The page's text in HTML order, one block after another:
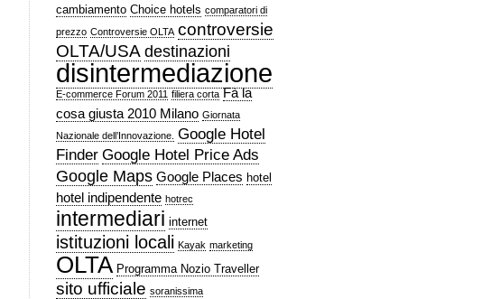
cambiamento Choice hotels comparatori di
prezzo Controversie OLTA controversie
OLTA/USA destinazioni
disintermediazione
E-commerce Forum 2011 filiera corta Fà la
cosa giusta 2010 Milano Giornata
Nazionale dell’Innovazione. Google Hotel
Finder Google Hotel Price Ads
Google Maps Google Places hotel
hotel indipendente hotrec
intermediari internet
istituzioni locali Kayak marketing
OLTA Programma Nozio Traveller
sito ufficiale soranissima